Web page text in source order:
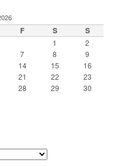
F S S
1
2
7 8
9
14 15
16
21 22
23
28 29
30